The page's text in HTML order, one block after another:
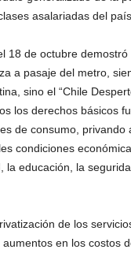
asalariadas del
18 de octubre
a pasaje del metro,
sino el “Chile
los derechos básicos
de consumo, privando
condiciones
la educación, la
de los
en los costos